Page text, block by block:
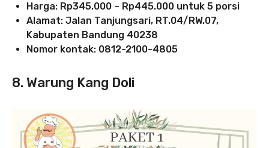
Harga: Rp345.000 – Rp445.000 untuk 5 porsi
Alamat: Jalan Tanjungsari, RT.04/RW.07,
Kabupaten Bandung 40238
Nomor kontak: 0812-2100-4805
8. Warung Kang Doli